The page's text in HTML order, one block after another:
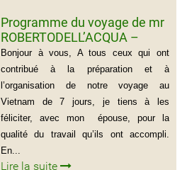
Programme du voyage de mr
ROBERTODELL’ACQUA –
ITALIA
Bonjour à vous, A tous ceux qui ont
contribué à la préparation et à
l’organisation de notre voyage au
Vietnam de 7 jours, je tiens à les
féliciter, avec mon épouse, pour la
qualité du travail qu’ils ont accompli.
En...
Lire la suite